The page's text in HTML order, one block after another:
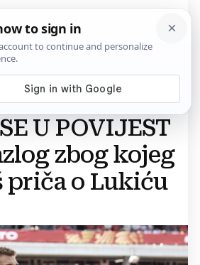
U POVIJEST
zbog kojeg
priča o Lukiću